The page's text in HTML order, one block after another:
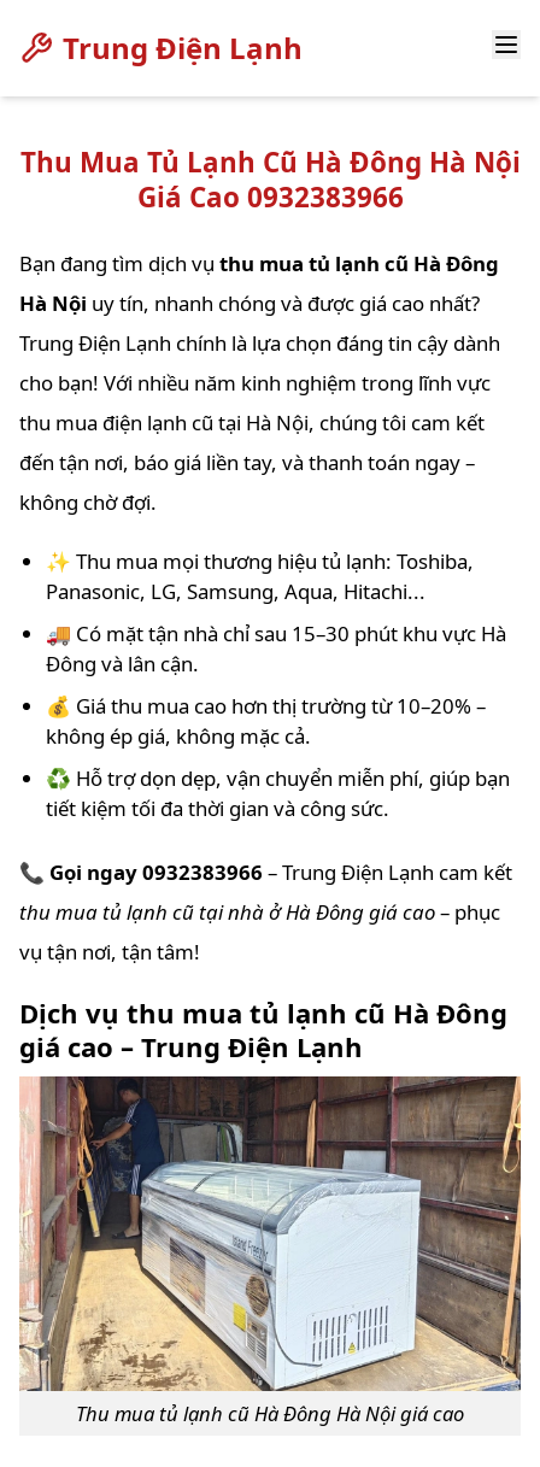
Trung Điện Lạnh
Thu Mua Tủ Lạnh Cũ Hà Đông Hà Nội
Giá Cao 0932383966
Bạn đang tìm dịch vụ thu mua tủ lạnh cũ Hà Đông
Hà Nội uy tín, nhanh chóng và được giá cao nhất?
Trung Điện Lạnh chính là lựa chọn đáng tin cậy dành
cho bạn! Với nhiều năm kinh nghiệm trong lĩnh vực
thu mua điện lạnh cũ tại Hà Nội, chúng tôi cam kết
đến tận nơi, báo giá liền tay, và thanh toán ngay –
không chờ đợi.
✨ Thu mua mọi thương hiệu tủ lạnh: Toshiba,
Panasonic, LG, Samsung, Aqua, Hitachi...
🚚 Có mặt tận nhà chỉ sau 15–30 phút khu vực Hà
Đông và lân cận.
💰 Giá thu mua cao hơn thị trường từ 10–20% –
không ép giá, không mặc cả.
♻️ Hỗ trợ dọn dẹp, vận chuyển miễn phí, giúp bạn
tiết kiệm tối đa thời gian và công sức.
📞 Gọi ngay 0932383966 – Trung Điện Lạnh cam kết
thu mua tủ lạnh cũ tại nhà ở Hà Đông giá cao– phục
vụ tận nơi, tận tâm!
Dịch vụ thu mua tủ lạnh cũ Hà Đông
giá cao – Trung Điện Lạnh
Thu mua tủ lạnh cũ Hà Đông Hà Nội giá cao